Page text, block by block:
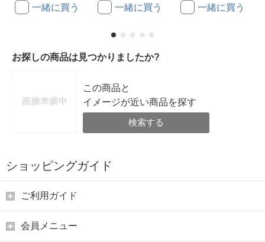
一緒に買う 一緒に買う 一緒に買う
お探しの商品は見つかりましたか?
この商品と
イメージが近い商品を探す
検索する
ショッピングガイド
ご利用ガイド
会員メニュー